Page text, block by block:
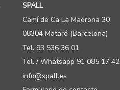
SPALL
Camí de Ca La Madrona 30
08304 Mataró (Barcelona)
Tel. 93 536 36 01
Tel. / Whatsapp 91 085 17 42
info@spall.es